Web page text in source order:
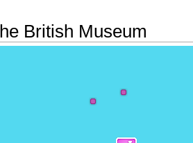
British Museum